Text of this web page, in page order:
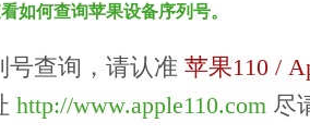
如何查询苹果设备序列号。
号查询，请认准 苹果110 /
http://www.apple110.com 尽